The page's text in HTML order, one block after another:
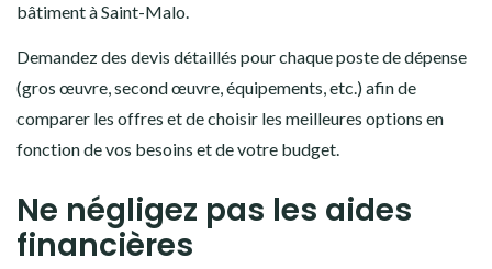
bâtiment à Saint-Malo.
Demandez des devis détaillés pour chaque poste de dépense
(gros œuvre, second œuvre, équipements, etc.) afin de
comparer les offres et de choisir les meilleures options en
fonction de vos besoins et de votre budget.
Ne négligez pas les aides
financières